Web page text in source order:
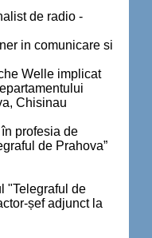
de radio -
in comunicare si
Welle implicat
Chisinau
profesia de
de Prahova”
"Telegraful de
șef adjunct la